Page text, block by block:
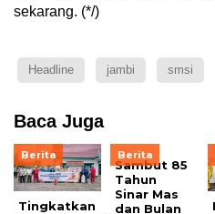
sekarang. (*/)
Headline jambi smsi
Baca Juga
Berita
Tingkatkan
Berita
Sambut 85
Tahun
Sinar Mas
dan Bulan